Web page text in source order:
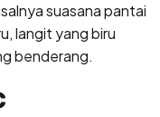
suasana pantai
langit yang biru
benderang.